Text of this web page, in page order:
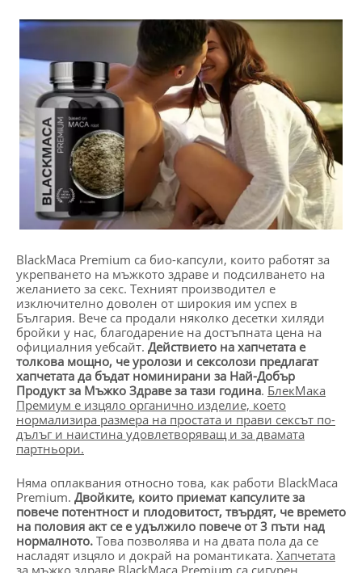
BlackMaca Premium са био-капсули, които работят за
укрепването на мъжкото здраве и подсилването на
желанието за секс. Техният производител е
изключително доволен от широкия им успех в
България. Вече са продали няколко десетки хиляди
бройки у нас, благодарение на достъпната цена на
официалния уебсайт. Действието на хапчетата е
толкова мощно, че уролози и сексолози предлагат
хапчетата да бъдат номинирани за Най-Добър
Продукт за Мъжко Здраве за тази година. БлекМака
Премиум е изцяло органично изделие, което
нормализира размера на простата и прави сексът по-
дълъг и наистина удовлетворяващ и за двамата
партньори.
Няма оплаквания относно това, как работи BlackMaca
Premium. Двойките, които приемат капсулите за
повече потентност и плодовитост, твърдят, че времето
на половия акт се е удължило повече от 3 пъти над
нормалното. Това позволява и на двата пола да се
насладят изцяло и докрай на романтиката. Хапчетата